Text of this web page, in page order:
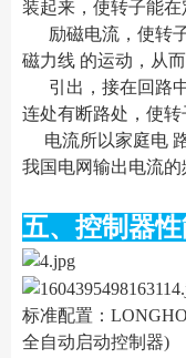
装起来，使转子能
励磁电流，使转子
磁力线 的运动，从
引出，接在回路中
连处有断路处，使
电流所以家庭电 路
我国电网输出电流的
五、控制器性
标准配置：
全自动启动控制器)